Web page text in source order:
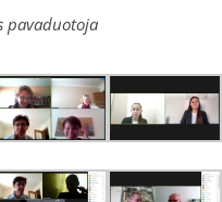
pavaduotoja